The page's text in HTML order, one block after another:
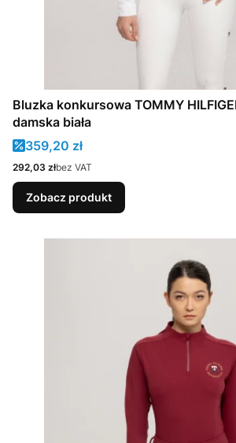
Bluzka konkursowa TOMMY
damska biała
Cena promocyjna
359,20 zł
Cena
292,03 złbez VAT
Zobacz produkt